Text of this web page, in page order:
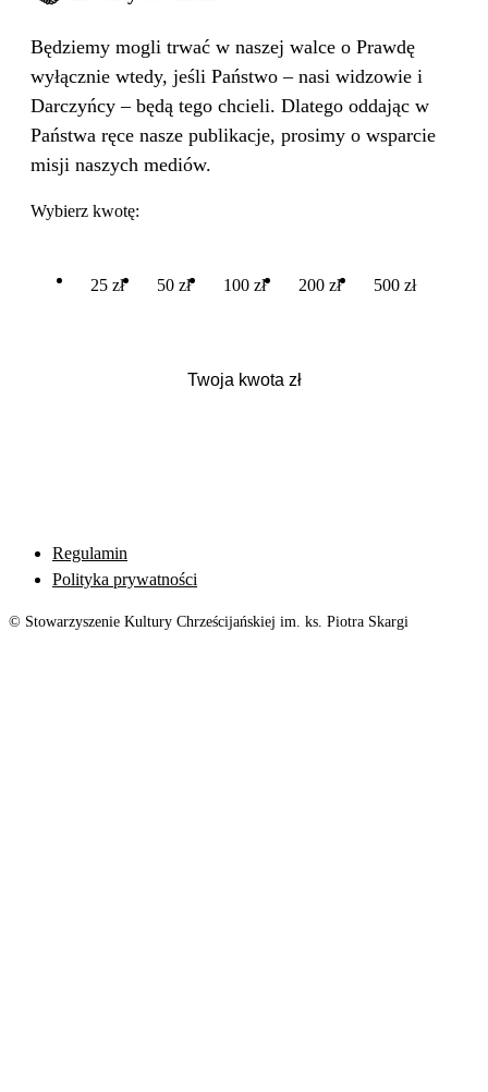
Będziemy mogli trwać w naszej walce o Prawdę
wyłącznie wtedy, jeśli Państwo – nasi widzowie i
Darczyńcy – będą tego chcieli. Dlatego oddając w
Państwa ręce nasze publikacje, prosimy o wsparcie
misji naszych mediów.
Wybierz kwotę:
25 zł 50 zł 100 zł 200 zł 500 zł
Regulamin
Polityka prywatności
© Stowarzyszenie Kultury Chrześcijańskiej im. ks. Piotra Skargi